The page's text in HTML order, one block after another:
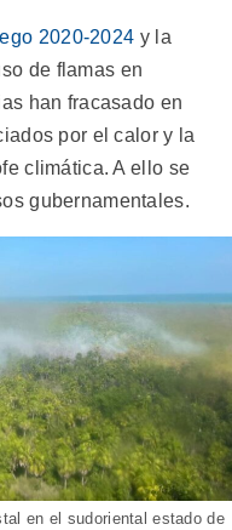
2020-2024 y la
de flamas en
han fracasado en
por el calor y la
climática. A ello se
gubernamentales.
en el sudoriental estado de